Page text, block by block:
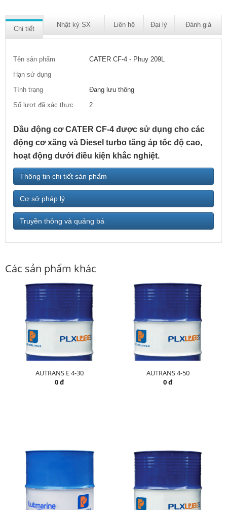
Chi tiết
Nhật ký SX Liên hệ Đại lý Đánh giá
Tên sản phẩm
CATER CF-4 - Phuy 209L
Hạn sử dụng
Tình trạng
Đang lưu thông
Số lượt đã xác thực
2
Dầu động cơ CATER CF-4 được sử dụng cho các
động cơ xăng và Diesel turbo tăng áp tốc độ cao,
hoạt động dưới điều kiện khắc nghiệt.
Thông tin chi tiết sản phẩm
Cơ sở pháp lý
Truyền thông và quảng bá
Các sản phẩm khác
AUTRANS E 4-30
0 đ
AUTRANS 4-50
0 đ